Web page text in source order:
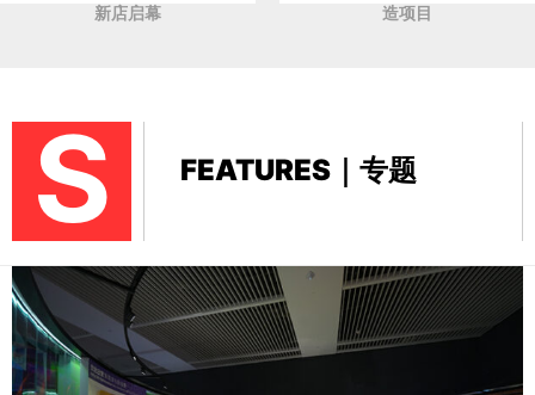
新店启幕
造项目
S FEATURES｜专题